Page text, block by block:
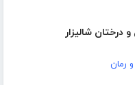
شالیزار
رمان